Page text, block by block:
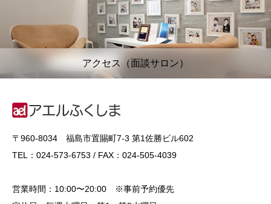
アクセス（面談サロン）
〒960-8034 福島市置賜町7-3 第1佐勝ビル602
TEL：024-573-6753 / FAX：024-505-4039
営業時間：10:00〜20:00 ※事前予約優先